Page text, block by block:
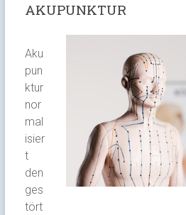
AKUPUNKTUR
Aku
pun
ktur
nor
mal
isier
t
den
ges
tört